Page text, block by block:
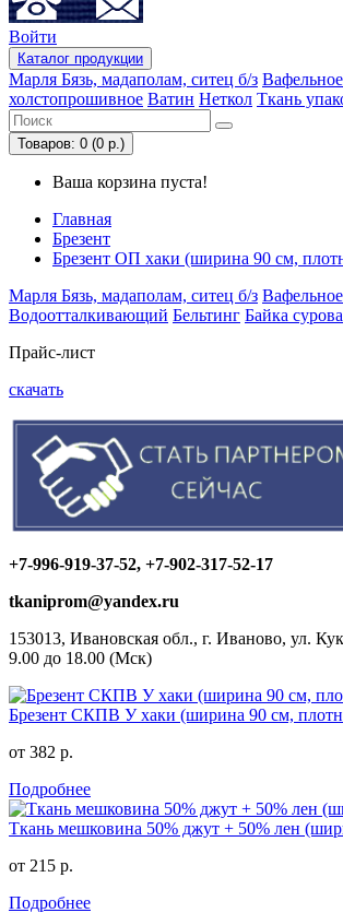
Войти
Каталог продукции
Марля Бязь, мадаполам, ситец б/з
холстопрошивное Ватин Неткол Ткань
Товаров: 0 (0 р.)
Ваша корзина пуста!
Главная
Брезент
Брезент ОП хаки (ширина 90 см,
Марля Бязь, мадаполам, ситец б/з
Водоотталкивающий Бельтинг Байка
Прайс-лист
скачать
+7-996-919-37-52, +7-902-317-52-17
tkaniprom@yandex.ru
153013, Ивановская обл., г. Иваново, ул.
9.00 до 18.00 (Мск)
Брезент СКПВ У хаки (ширина 90 см,
от 382 р.
Подробнее
Ткань мешковина 50% джут + 50% лен
от 215 р.
Подробнее